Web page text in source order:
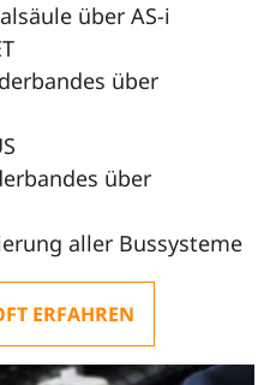
über AS-i
über
über
aller Bussysteme
ERFAHREN